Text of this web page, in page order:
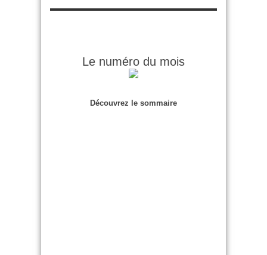
Le numéro du mois
Découvrez le sommaire